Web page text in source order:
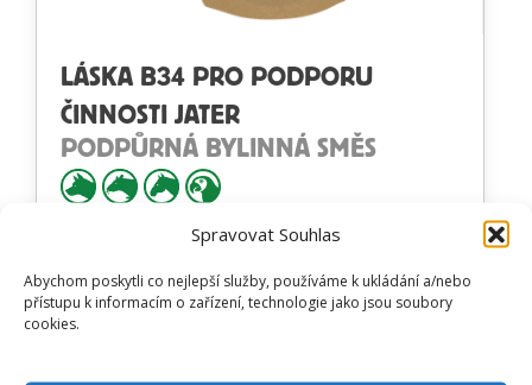
Spravovat Souhlas
Abychom poskytli co nejlepší služby, používáme k ukládání a/nebo
přístupu k informacím o zařízení, technologie jako jsou soubory
cookies.
LÁSKA B34 PRO PODPORU
ČINNOSTI JATER
PODPŮRNÁ BYLINNÁ SMĚS
4.88z 5 od346Kč
Prohlédnout produkt